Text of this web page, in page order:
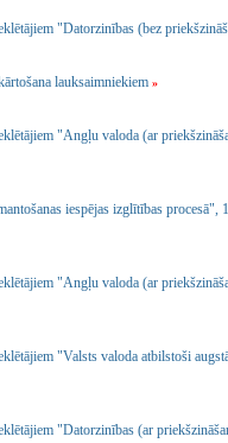
"Datorzinības (bez
lauksaimniekiem »
"Angļu valoda (ar
iespējas izglītības procesā",
"Angļu valoda (ar
"Valsts valoda atbilstoši
"Datorzinības (ar